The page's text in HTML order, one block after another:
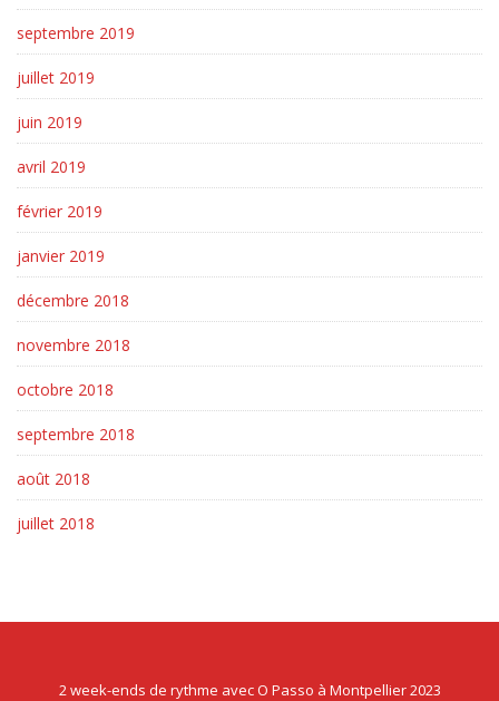
septembre 2019
juillet 2019
juin 2019
avril 2019
février 2019
janvier 2019
décembre 2018
novembre 2018
octobre 2018
septembre 2018
août 2018
juillet 2018
2 week-ends de rythme avec O Passo à Montpellier 2023